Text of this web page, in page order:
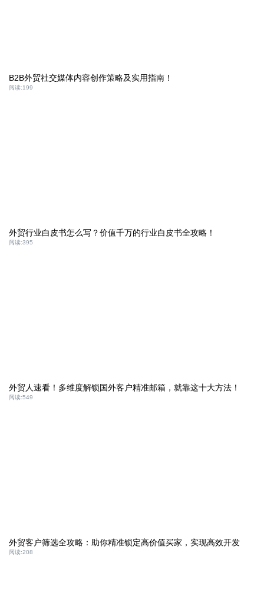
B2B外贸社交媒体内容创作策略及实用指南！
阅读:199
外贸行业白皮书怎么写？价值千万的行业白皮书全攻略！
阅读:395
外贸人速看！多维度解锁国外客户精准邮箱，就靠这十大方法！
阅读:549
外贸客户筛选全攻略：助你精准锁定高价值买家，实现高效开发
阅读:208